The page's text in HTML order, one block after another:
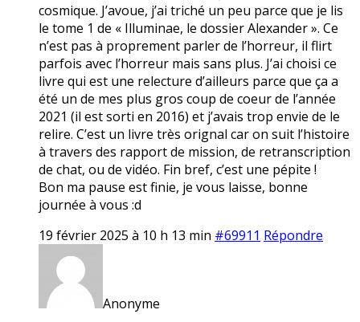
cosmique. J’avoue, j’ai triché un peu parce que je lis
le tome 1 de « Illuminae, le dossier Alexander ». Ce
n’est pas à proprement parler de l’horreur, il flirt
parfois avec l’horreur mais sans plus. J’ai choisi ce
livre qui est une relecture d’ailleurs parce que ça a
été un de mes plus gros coup de coeur de l’année
2021 (il est sorti en 2016) et j’avais trop envie de le
relire. C’est un livre très orignal car on suit l’histoire
à travers des rapport de mission, de retranscription
de chat, ou de vidéo. Fin bref, c’est une pépite !
Bon ma pause est finie, je vous laisse, bonne
journée à vous :d
19 février 2025 à 10 h 13 min #69911 Répondre
Anonyme